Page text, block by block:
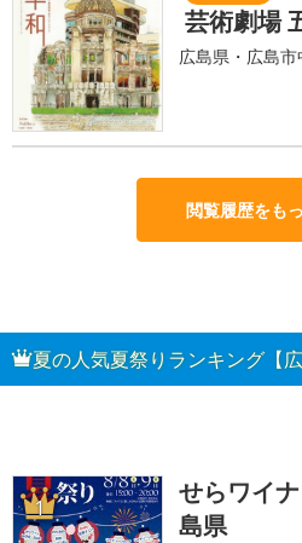
芸術劇場
広島県・広島市
閲覧履歴をも
夏の人気夏祭りランキング【
1
せらワイ
島県